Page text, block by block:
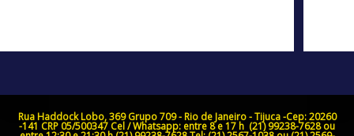
Rua Haddock Lobo, 369 Grupo 709 - Rio de Janeiro - Tijuca -Cep: 20260
-141 CRP 05/500347 Cel / Whatsapp: entre 8 e 17 h (21) 99238-7628 ou